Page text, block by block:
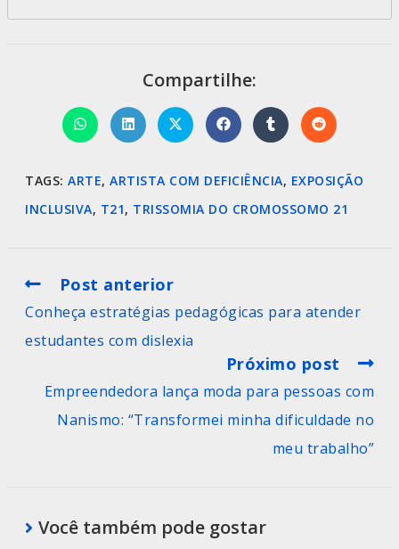
Compartilhe:
TAGS: ARTE, ARTISTA COM DEFICIÊNCIA, EXPOSIÇÃO
INCLUSIVA, T21, TRISSOMIA DO CROMOSSOMO 21
Post anterior
Conheça estratégias pedagógicas para atender
estudantes com dislexia
Próximo post
Empreendedora lança moda para pessoas com
Nanismo: “Transformei minha dificuldade no
meu trabalho”
Você também pode gostar